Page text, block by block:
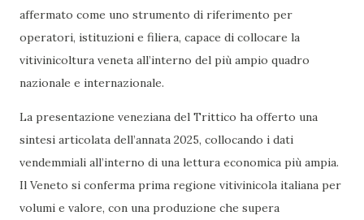
affermato come uno strumento di riferimento per
operatori, istituzioni e filiera, capace di collocare la
vitivinicoltura veneta all’interno del più ampio quadro
nazionale e internazionale.
La presentazione veneziana del Trittico ha offerto una
sintesi articolata dell’annata 2025, collocando i dati
vendemmiali all’interno di una lettura economica più ampia.
Il Veneto si conferma prima regione vitivinicola italiana per
volumi e valore, con una produzione che supera